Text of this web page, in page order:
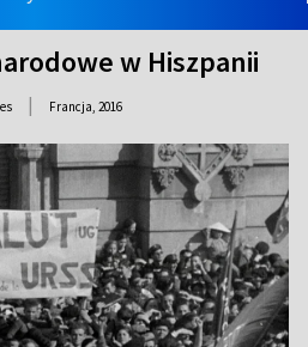
w Hiszpanii
| Francja, 2016